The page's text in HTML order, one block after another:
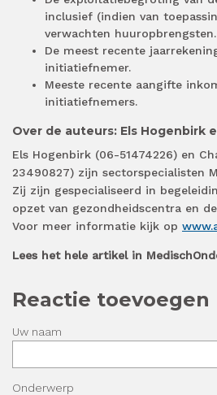
inclusief (indien van
verwachten huuropbrengsten.
De meest recente
initiatiefnemer.
Meeste recente aangifte
initiatiefnemers.
Over de auteurs: Els Hogenbirk
Els Hogenbirk (06-51474226) en
23490827) zijn sectorspecialisten
Zij zijn gespecialiseerd in
opzet van gezondheidscentra en
Voor meer informatie kijk op
Lees het hele artikel in
Reactie toevoegen
Uw naam
Onderwerp